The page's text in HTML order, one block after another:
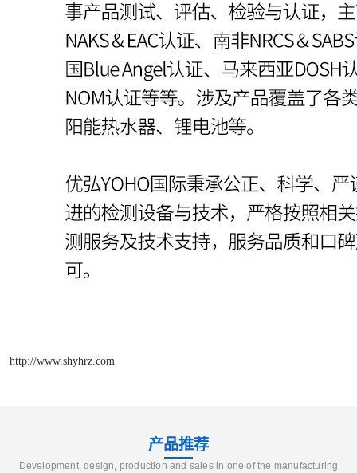
http://www.shyhrz.com
产品推荐
Development, design, production and sales in one of the manufacturing